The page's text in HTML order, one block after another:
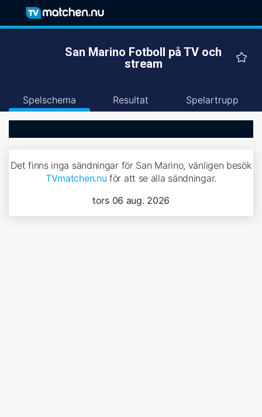
San Marino Fotboll på TV och
stream
Spelschema Resultat Spelartrupp
Det finns inga sändningar för San Marino, vänligen besök
TVmatchen.nu för att se alla sändningar.
tors 06 aug. 2026